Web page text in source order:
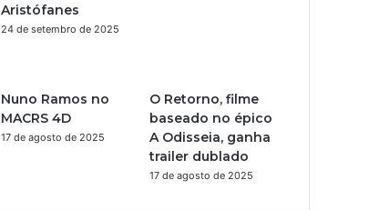
Aristófanes
24 de setembro de 2025
Nuno Ramos no
MACRS 4D
17 de agosto de 2025
O Retorno, filme
baseado no épico
A Odisseia, ganha
trailer dublado
17 de agosto de 2025